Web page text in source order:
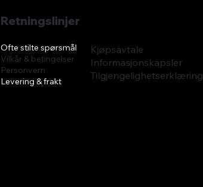
Retningslinjer
Ofte stilte spørsmål
Vilkår & betingelser
Personvern
Levering & frakt
Kjøpsavtale
Informasjonskapsler
Tilgjengelighetserklæring